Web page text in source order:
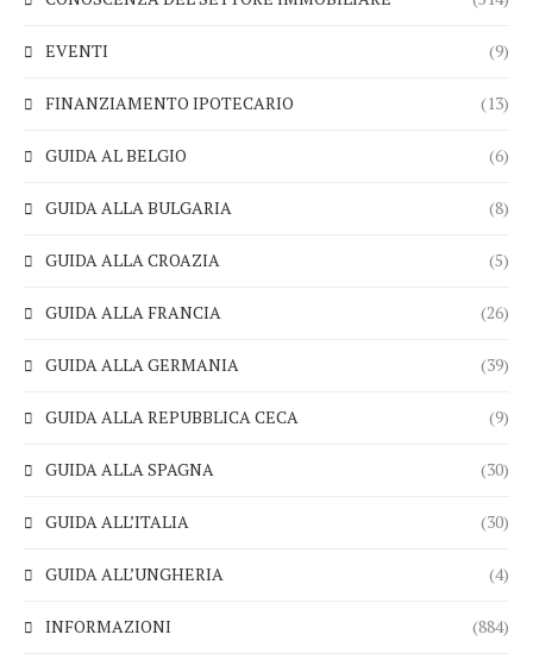
EVENTI (9)
FINANZIAMENTO IPOTECARIO (13)
GUIDA AL BELGIO (6)
GUIDA ALLA BULGARIA (8)
GUIDA ALLA CROAZIA (5)
GUIDA ALLA FRANCIA (26)
GUIDA ALLA GERMANIA (39)
GUIDA ALLA REPUBBLICA CECA (9)
GUIDA ALLA SPAGNA (30)
GUIDA ALL’ITALIA (30)
GUIDA ALL’UNGHERIA (4)
INFORMAZIONI (884)